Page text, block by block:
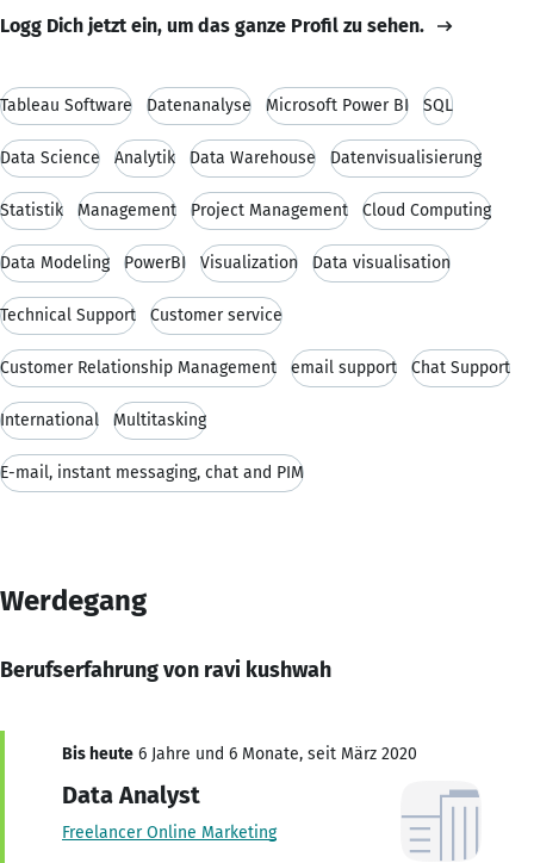
Logg Dich jetzt ein, um das ganze Profil zu sehen.
Tableau Software Datenanalyse Microsoft Power BI SQL
Data Science Analytik Data Warehouse Datenvisualisierung
Statistik Management Project Management Cloud Computing
Data Modeling PowerBI Visualization Data visualisation
Technical Support Customer service
Customer Relationship Management email support Chat Support
International Multitasking
E-mail, instant messaging, chat and PIM
Werdegang
Berufserfahrung von ravi kushwah
Bis heute 6 Jahre und 6 Monate, seit März 2020
Data Analyst
Freelancer Online Marketing